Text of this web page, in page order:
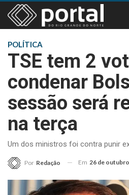
POLÍTICA
TSE tem 2
condenar
sessão será
na terça
Um dos ministros foi contra punir
Por Redação Em 26 de